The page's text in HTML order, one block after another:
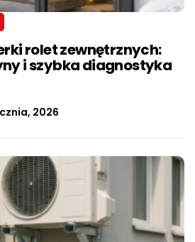
rolet zewnętrznych:
i szybka diagnostyka
2026